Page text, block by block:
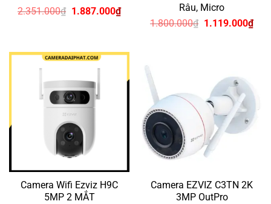
2.351.000₫ Giá
1.887.000₫Giá
hiện
1.887.000₫.
Râu, Micro
1.800.000₫ Giá
1.119.000₫Giá
hiện
Camera Wifi Ezviz H9C
5MP 2 MẮT
Camera EZVIZ C3TN 2K
3MP OutPro